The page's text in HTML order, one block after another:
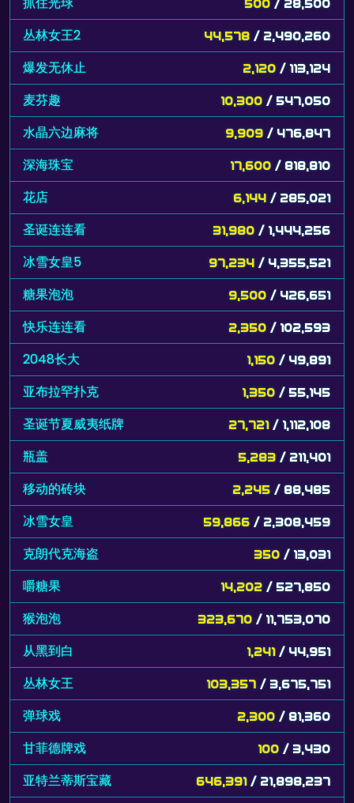
丛林女王2 44,578 / 2,490,260
爆发无休止 2,120 / 113,124
麦芬趣 10,300 / 547,050
水晶六边麻将 9,909 / 476,847
深海珠宝 17,600 / 818,810
花店 6,144 / 285,021
圣诞连连看 31,980 / 1,444,256
冰雪女皇5 97,234 / 4,355,521
糖果泡泡 9,500 / 426,651
快乐连连看 2,350 / 102,593
2048长大 1,150 / 49,891
亚布拉罕扑克 1,350 / 55,145
圣诞节夏威夷纸牌 27,721 / 1,112,108
瓶盖 5,283 / 211,401
移动的砖块 2,245 / 88,485
冰雪女皇 59,866 / 2,308,459
克朗代克海盗 350 / 13,031
嚼糖果 14,202 / 527,850
猴泡泡 323,670 / 11,753,070
从黑到白 1,241 / 44,951
丛林女王 103,357 / 3,675,751
弹球戏 2,300 / 81,360
甘菲德牌戏 100 / 3,430
亚特兰蒂斯宝藏 646,391 / 21,898,237